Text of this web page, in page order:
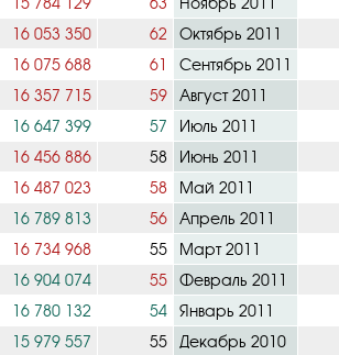
16 053 350
62
Октябрь 2011
16 075 688
61
Сентябрь 2011
16 357 715
59
Август 2011
16 647 399
57
Июль 2011
16 456 886
58
Июнь 2011
16 487 023
58
Май 2011
16 789 813
56
Апрель 2011
16 734 968
55
Март 2011
16 904 074
55
Февраль 2011
16 780 132
54
Январь 2011
15 979 557
55
Декабрь 2010